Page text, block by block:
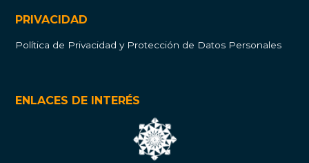
PRIVACIDAD
Política de Privacidad y Protección de Datos Personales
ENLACES DE INTERÉS